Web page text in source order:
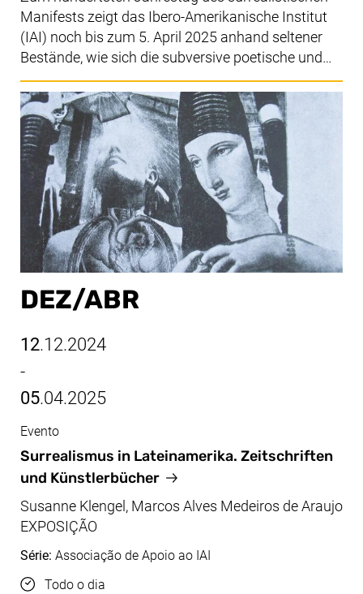
Manifests zeigt das Ibero-Amerikanische Institut
(IAI) noch bis zum 5. April 2025 anhand seltener
Bestände, wie sich die subversive poetische und…
DEZ/​ABR
12.12.2024
-
05.04.2025
dez/abr, 12.12.2024 - 05.04.2025
Surrealismus in Lateinamerika. Zeitschriften
und Künstlerbücher
Evento
Susanne Klengel, Marcos Alves Medeiros de Araujo
EXPOSIÇÃO
Série: Associação de Apoio ao IAI
Hora
Todo o dia